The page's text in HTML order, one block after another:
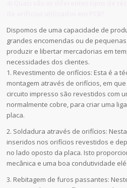
Dispomos de uma capacidade de
grandes encomendas ou de
produzir e libertar mercadorias em
necessidades dos clientes.
1. Revestimento de orifícios: Esta é a
montagem através de orifícios, em
circuito impresso são revestidos com
normalmente cobre, para criar uma
placa.
2. Soldadura através de orifícios:
inseridos nos orifícios revestidos e
no lado oposto da placa. Isto
mecânica e uma boa condutividade
3. Rebitagem de furos passantes: